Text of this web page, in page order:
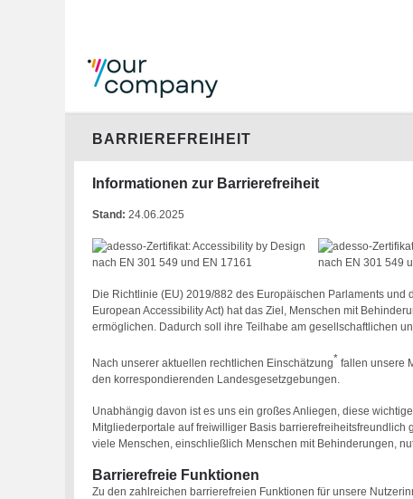
BARRIEREFREIHEIT
Informationen zur Barrierefreiheit
Stand: 24.06.2025
Die Richtlinie (EU) 2019/882 des Europäischen Parlaments
European Accessibility Act) hat das Ziel, Menschen mit
ermöglichen. Dadurch soll ihre Teilhabe am gesellschaftlichen
Nach unserer aktuellen rechtlichen Einschätzung* fallen unsere
den korrespondierenden Landesgesetzgebungen.
Unabhängig davon ist es uns ein großes Anliegen, diese
Mitgliederportale auf freiwilliger Basis
viele Menschen, einschließlich Menschen mit Behinderungen,
Barrierefreie Funktionen
Zu den zahlreichen barrierefreien Funktionen für unsere